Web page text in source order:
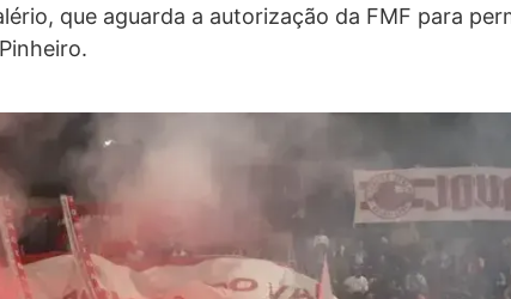
que aguarda a autorização da FMF para